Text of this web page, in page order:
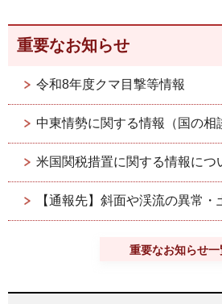
重要なお知らせ
令和8年度クマ目撃等情報
中東情勢に関する情報（国の相
米国関税措置に関する情報につ
【通報先】斜面や渓流の異常・
重要なお知らせ一